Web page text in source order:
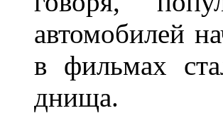
автомобилей
в фильмах
днища.